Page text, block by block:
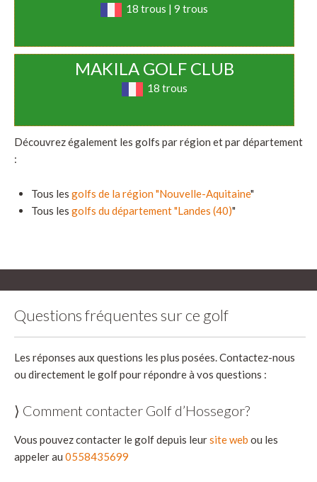
18 trous | 9 trous
MAKILA GOLF CLUB
18 trous
Découvrez également les golfs par région et par département
:
Tous les golfs de la région "Nouvelle-Aquitaine"
Tous les golfs du département "Landes (40)"
Questions fréquentes sur ce golf
Les réponses aux questions les plus posées. Contactez-nous
ou directement le golf pour répondre à vos questions :
⟩ Comment contacter Golf d’Hossegor?
Vous pouvez contacter le golf depuis leursite web ou les
appeler au 0558435699